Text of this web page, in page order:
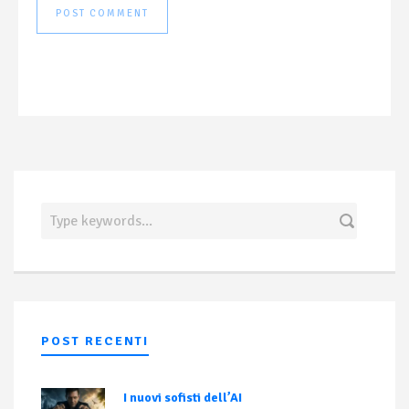
POST RECENTI
I nuovi sofisti dell’AI